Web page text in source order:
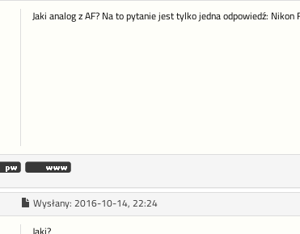
Jaki analog z AF? Na to pytanie jest tylko jedna odpowiedź: Nikon
Wysłany: 2016-10-14, 22:24